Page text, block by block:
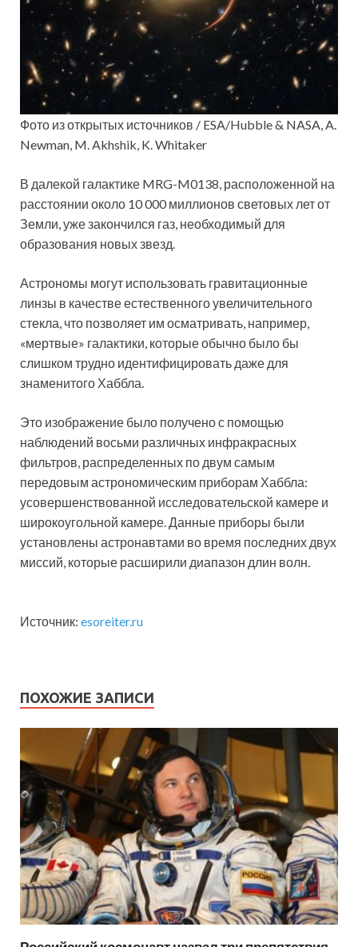
Фото из открытых источников / ESA/Hubble & NASA, A.
Newman, M. Akhshik, K. Whitaker
В далекой галактике MRG-M0138, расположенной на
расстоянии около 10 000 миллионов световых лет от
Земли, уже закончился газ, необходимый для
образования новых звезд.
Астрономы могут использовать гравитационные
линзы в качестве естественного увеличительного
стекла, что позволяет им осматривать, например,
«мертвые» галактики, которые обычно было бы
слишком трудно идентифицировать даже для
знаменитого Хаббла.
Это изображение было получено с помощью
наблюдений восьми различных инфракрасных
фильтров, распределенных по двум самым
передовым астрономическим приборам Хаббла:
усовершенствованной исследовательской камере и
широкоугольной камере. Данные приборы были
установлены астронавтами во время последних двух
миссий, которые расширили диапазон длин волн.
Источник: esoreiter.ru
ПОХОЖИЕ ЗАПИСИ